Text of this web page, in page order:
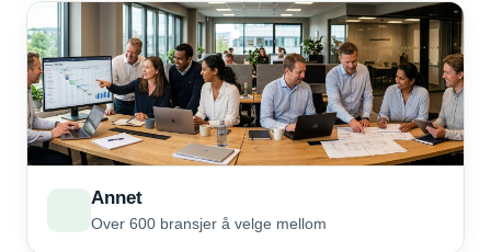
Annet
Over 600 bransjer å velge mellom